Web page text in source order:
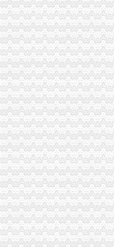
一般纳税人代账公司
【图】优质低价工商注册财务
沈代办营业执照沈代帐公司沈
代办一般纳税人
五天办执照刻章代理记账代办
代办包头公司注册代理记账一
重庆代办一般纳税人公司
lou代办北京海淀一般纳税人公
【赣州代办营业执照增验资代
一般纳税人认定标准
【一般纳税人的认定标准是什
2017一般纳税人认定标准及认定
一般纳税人公司条件
申请一般纳税人需具备哪些条
深圳注册公司、申请一般纳税
怎么注册一般纳税人
如何注册一般纳税人公司项目
注册一般纳税人企业该如何申请
一般纳税人怎么交税
一般纳税人如何进行纳税计算